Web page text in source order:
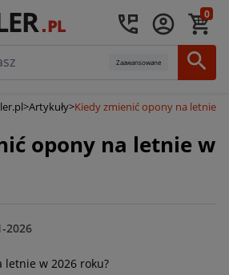
0
Zaawansowane
>Artykuły>Kiedy zmienić opony na letnie w
opony na letnie w
2026
letnie w 2026 roku?